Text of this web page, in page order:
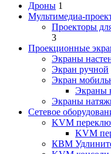
Дроны 1
Мультимедиа-
Проекторы
3
Проекционные
Экраны
Экран ручной
Экран
Экраны
Экраны
Сетевое
KVM
KVM
КВМ